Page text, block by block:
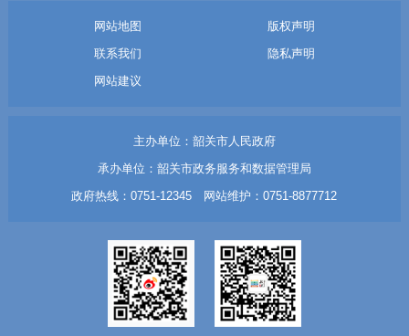
网站地图
版权声明
联系我们
隐私声明
网站建议
主办单位：韶关市人民政府
承办单位：韶关市政务服务和数据管理局
政府热线：0751-12345 网站维护：0751-8877712